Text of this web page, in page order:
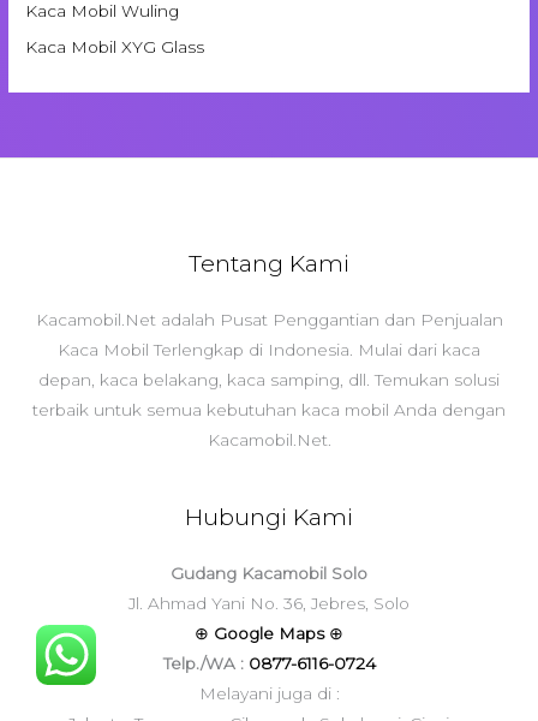
Kaca Mobil Wuling
Kaca Mobil XYG Glass
Tentang Kami
Kacamobil.Net adalah Pusat Penggantian dan Penjualan
Kaca Mobil Terlengkap di Indonesia. Mulai dari kaca
depan, kaca belakang, kaca samping, dll. Temukan solusi
terbaik untuk semua kebutuhan kaca mobil Anda dengan
Kacamobil.Net.
Hubungi Kami
Gudang Kacamobil Solo
Jl. Ahmad Yani No. 36, Jebres, Solo
⊕ Google Maps ⊕
Telp./WA : 0877-6116-0724
Melayani juga di :